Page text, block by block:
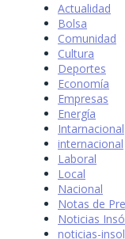
Actualidad
Bolsa
Comunidad
Cultura
Deportes
Economía
Empresas
Energía
Intarnacional
internacional
Laboral
Local
Nacional
Notas de
Noticias
noticias-